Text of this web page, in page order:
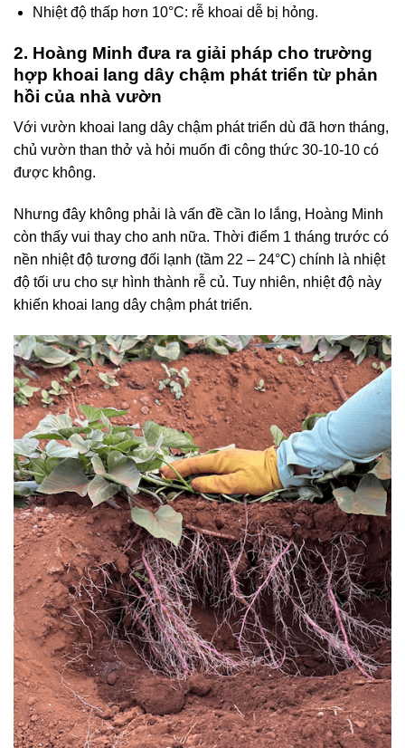
Nhiệt độ thấp hơn 10°C: rễ khoai dễ bị hỏng.
2. Hoàng Minh đưa ra giải pháp cho trường
hợp khoai lang dây chậm phát triển từ phản
hồi của nhà vườn
Với vườn khoai lang dây chậm phát triển dù đã hơn tháng,
chủ vườn than thở và hỏi muốn đi công thức 30-10-10 có
được không.
Nhưng đây không phải là vấn đề cần lo lắng, Hoàng Minh
còn thấy vui thay cho anh nữa. Thời điểm 1 tháng trước có
nền nhiệt độ tương đối lạnh (tầm 22 – 24°C) chính là nhiệt
độ tối ưu cho sự hình thành rễ củ. Tuy nhiên, nhiệt độ này
khiến khoai lang dây chậm phát triển.